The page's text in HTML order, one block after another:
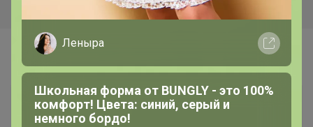
Самые желанные
Леныра
Школьная форма от BUNGLY - это 100%
комфорт! Цвета: синий, серый и
немного бордо!